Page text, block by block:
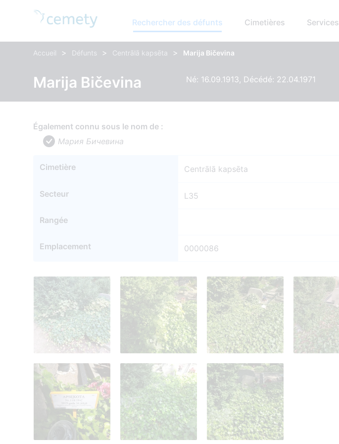
Rechercher des défunts Cimetières Services
Accueil > Défunts > Centrālā kapsēta > Marija Bičevina
Marija Bičevina Né: 16.09.1913, Décédé: 22.04.1971
Également connu sous le nom de :
Мария Бичевина
Cimetière Centrālā kapsēta
Secteur L35
Rangée
Emplacement 0000086